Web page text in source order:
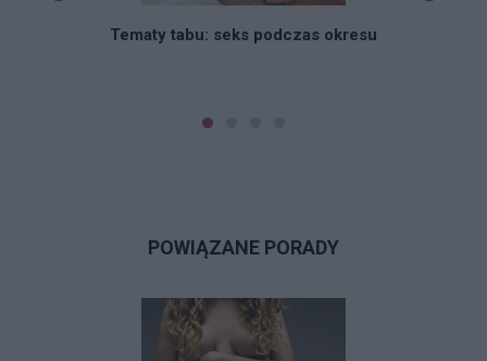
Tematy tabu: seks podczas okresu
POWIĄZANE PORADY